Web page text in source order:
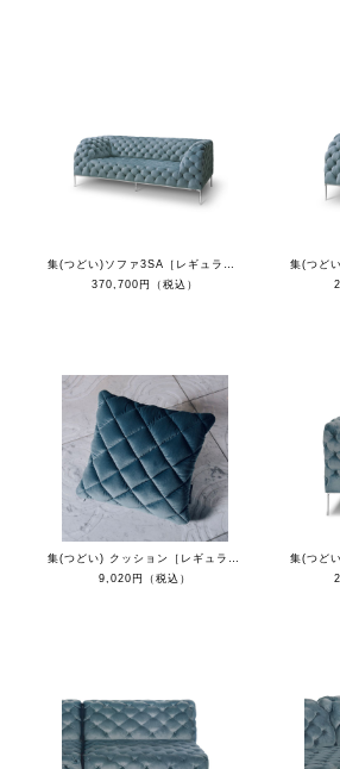
集(つどい)ソファ3SA［レギュラーカラー］
370,700円（税込）
集(つどい) クッション［レギュラーカラー］
9,020円（税込）